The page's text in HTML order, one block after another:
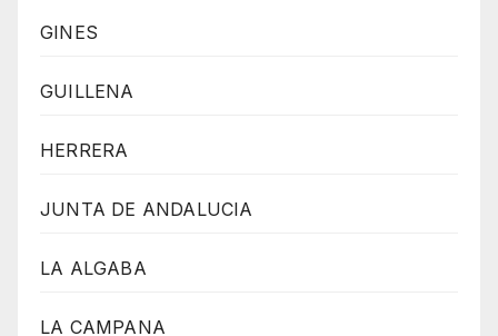
GINES
GUILLENA
HERRERA
JUNTA DE ANDALUCIA
LA ALGABA
LA CAMPANA